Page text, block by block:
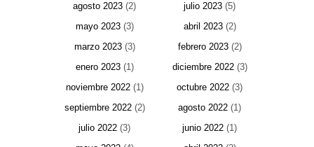
agosto 2023 (2) julio 2023 (5)
mayo 2023(3) abril 2023(2)
marzo 2023(3) febrero 2023(2)
enero 2023(1) diciembre 2022(3)
noviembre 2022(1) octubre 2022 (3)
septiembre 2022(2) agosto 2022 (1)
julio 2022 (3) junio 2022 (1)